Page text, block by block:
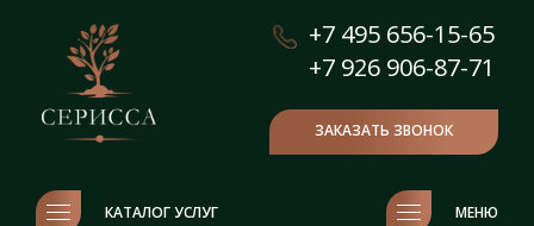
+7 495 656-15-65
+7 926 906-87-71
ЗАКАЗАТЬ ЗВОНОК
КАТАЛОГ УСЛУГ МЕНЮ